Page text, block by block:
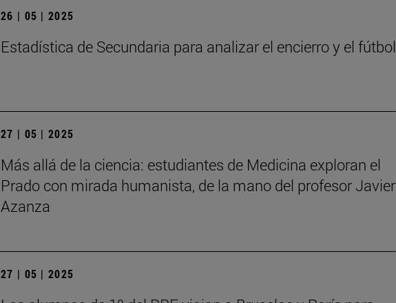
26 | 05 | 2025
Estadística de Secundaria para analizar el encierro y el fútbol
27 | 05 | 2025
Más allá de la ciencia: estudiantes de Medicina exploran el
Prado con mirada humanista, de la mano del profesor Javier
Azanza
27 | 05 | 2025